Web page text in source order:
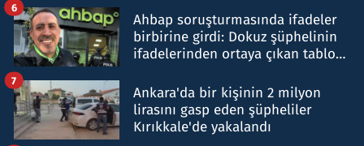
Ahbap soruşturmasında ifadeler
birbirine girdi: Dokuz şüphelinin
ifadelerinden ortaya çıkan tablo
6
Ankara'da bir kişinin 2 milyon
lirasını gasp eden şüpheliler
Kırıkkale'de yakalandı
7